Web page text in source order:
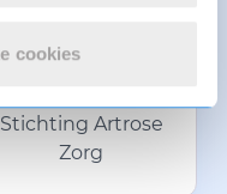
cookies
Stichting Artrose
Zorg